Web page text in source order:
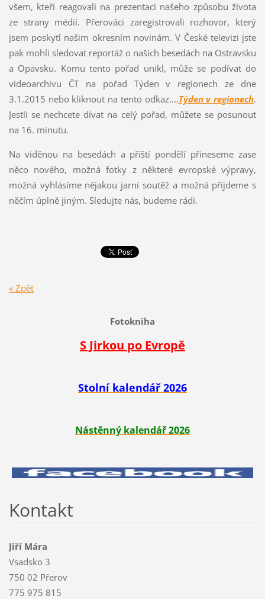
všem, kteří reagovali na prezentaci našeho způsobu života
ze strany médií. Přerováci zaregistrovali rozhovor, který
jsem poskytl našim okresním novinám. V České televizi jste
pak mohli sledovat reportáž o našich besedách na Ostravsku
a Opavsku. Komu tento pořad unikl, může se podívat do
videoarchivu ČT na pořad Týden v regionech ze dne
3.1.2015 nebo kliknout na tento odkaz....Týden v regionech.
Jestli se nechcete dívat na celý pořad, můžete se posunout
na 16. minutu.
Na viděnou na besedách a příští pondělí přineseme zase
něco nového, možná fotky z některé evropské výpravy,
možná vyhlásíme nějakou jarní soutěž a možná přijdeme s
něčím úplně jiným. Sledujte nás, budeme rádi.
« Zpět
Fotokniha
S Jirkou po Evropě
Stolní kalendář 2026
Nástěnný kalendář 2026
Kontakt
Jiří Mára
Vsadsko 3
750 02 Přerov
775 975 815